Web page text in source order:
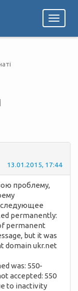
Toggle
13.01.2015, 17:44
проблему,
следующее
permanently:
permanent
but it was
domain ukr.net
was: 550-
accepted: 550
to inactivity